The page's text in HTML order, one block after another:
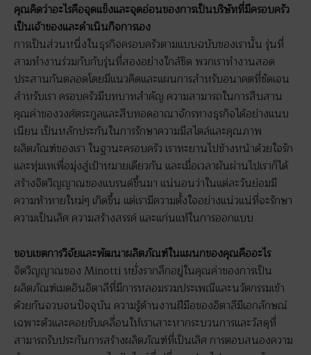
คุณคิดว่าอะไรคือจุดแข็งและจุดอ่อนของการเป็นบริษัทที่มีครอบครัว
เป็นเจ้าของและดำเนินกิจการเอง
การเป็นส่วนหนึ่งในธุรกิจครอบครัวตามแบบฉบับของเรานั้น รุ่นที่
สามทำงานร่วมกับกับรุ่นที่สองอย่างใกล้ชิด พวกเราทำงานสอด
ประสานกันตลอดโดยมีแนวคิดและแผนการสำหรับอนาคตที่ชัดเจน
สำหรับเรา ครอบครัวมีบทบาทสำคัญ ความสามารถในการสืบสาน
คุณค่าของวงศ์ตระกูลและสืบทอดอาณาจักรทางธุรกิจได้อย่างแนบ
เนียน เป็นหลักประกันในการรักษาความมีสไตล์และคุณภาพ
ผลิตภัณฑ์ของเรา ในฐานะครอบครัว เราทะยานไปข้างหน้าด้วยใจรัก
และทุ่มเทเพื่อมุ่งสู่เป้าหมายเดียวกัน และเมื่อเวลาผันผ่านไปเราก็ได้
สร้างจิตวิญญาณของแบรนด์ขึ้นมา แน่นอนว่าในแต่ละวันย่อมมี
ความท้าทายใหม่ๆ เกิดขึ้น แต่เรามีความตั้งใจอย่างแน่วแน่ที่จะรักษา
ความเป็นเลิศ ความสร้างสรรค์ และแก่นแท้ในการออกแบบ
ขอบเขตการวิจัยและพัฒนาผลิตภัณฑ์ในแผนกของคุณคืออะไร
จิตวิญญาณของ Minotti หยั่งรากลึกอยู่ในคุณค่าของการเป็น
ผลิตภัณฑ์เมดอินอิตาลีที่มีการหลอมรวมประเพณีและนวัตกรรมเข้า
ด้วยกันจวบจนปัจจุบัน ความรู้ด้านงานฝีมือของอิตาลีมีเอกลักษณ์
เฉพาะตัวและคอยขับเคลื่อนให้เราเสาะหากระบวนการและวัสดุที่
สามารถรับประกันการสร้างผลิตภัณฑ์ที่เป็นเลิศ การตอบสนองความ